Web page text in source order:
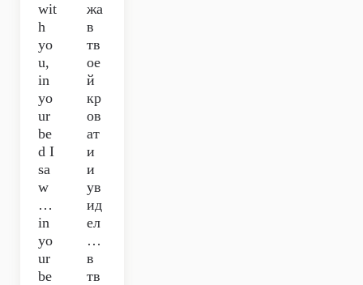
wit
h
yo
u,
in
yo
ur
be
d I
sa
w
…
in
yo
ur
be
жа
в
тв
ое
й
кр
ов
ат
и
и
ув
ид
ел
…
в
тв